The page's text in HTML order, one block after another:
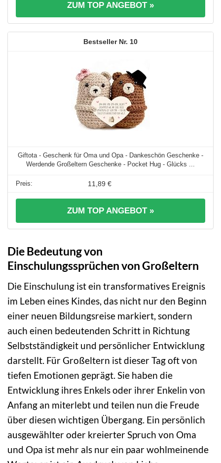
ZUM TOP ANGEBOT »
10
Giftota - Geschenk für Oma und Opa - Dankeschön Geschenke -
Werdende Großeltern Geschenke - Pocket Hug - Glücks ...
11,89 €
ZUM TOP ANGEBOT »
Die Bedeutung von
Einschulungssprüchen von Großeltern
Die Einschulung ist ein transformatives Ereignis
im Leben eines Kindes, das nicht nur den Beginn
einer neuen Bildungsreise markiert, sondern
auch einen bedeutenden Schritt in Richtung
Selbstständigkeit und persönlicher Entwicklung
darstellt. Für Großeltern ist dieser Tag oft von
tiefen Emotionen geprägt. Sie haben die
Entwicklung ihres Enkels oder ihrer Enkelin von
Anfang an miterlebt und teilen nun die Freude
über diesen wichtigen Übergang. Ein persönlich
ausgewählter oder kreierter Spruch von Oma
und Opa ist mehr als nur ein paar wohlmeinende